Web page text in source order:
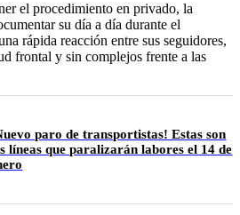
el procedimiento en privado, la
su día a día durante el
rápida reacción entre sus seguidores,
frontal y sin complejos frente a las
paro de transportistas! Estas son
líneas que paralizarán labores el 14 de